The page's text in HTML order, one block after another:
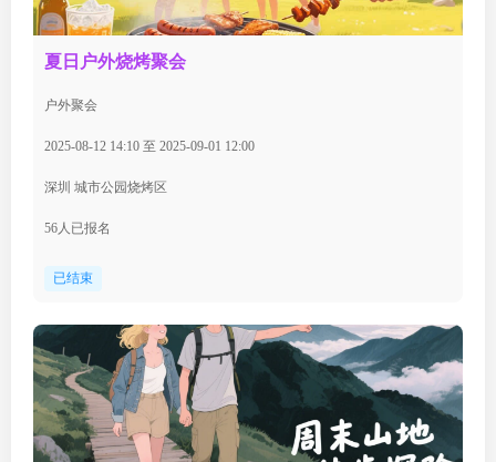
夏日户外烧烤聚会
户外聚会
2025-08-12 14:10 至 2025-09-01 12:00
深圳 城市公园烧烤区
56人已报名
已结束